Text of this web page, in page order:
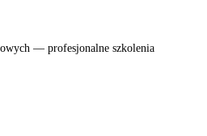
— profesjonalne szkolenia